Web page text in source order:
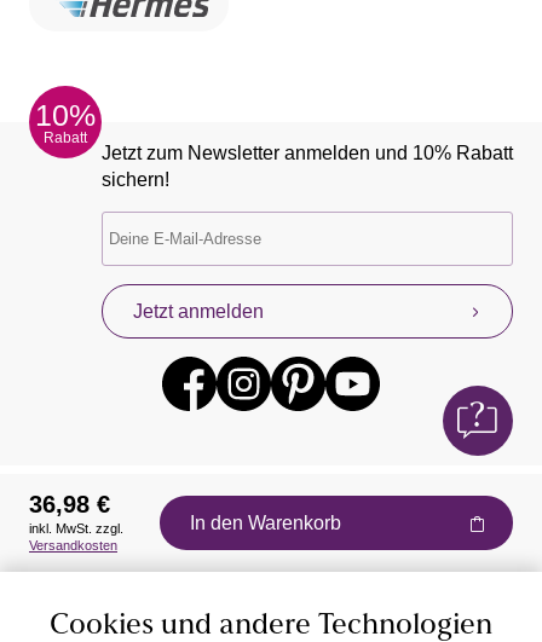
10%
Rabatt
Jetzt zum Newsletter anmelden und 10% Rabatt
sichern!
Jetzt anmelden
Auszeichnungen
36,98 €
inkl. MwSt. zzgl.
Versandkosten
In den Warenkorb
Cookies und andere Technologien